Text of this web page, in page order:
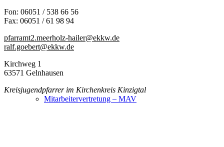
Mitarbeitervertretung – MAV
Fon: 06051 / 538 66 56
Fax: 06051 / 61 98 94
pfarramt2.meerholz-hailer@ekkw.de
ralf.goebert@ekkw.de
Kirchweg 1
63571 Gelnhausen
Kreisjugendpfarrer im Kirchenkreis Kinzigtal